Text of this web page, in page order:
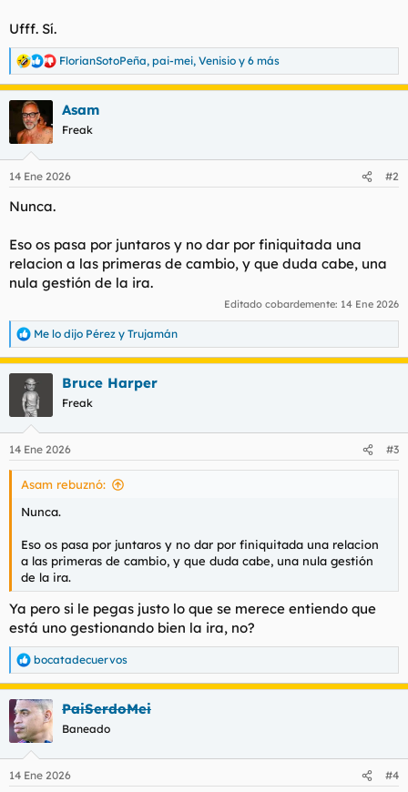
Ufff. Sí.
R
e
a
i
e
:
FlorianSotoPeña, pai-mei, Venisio y 6 más
Asam
Freak
14 Ene 2026 #2
Nunca.
Eso os pasa por juntaros y no dar por finiquitada una
relacion a las primeras de cambio, y que duda cabe, una
nula gestión de la ira.
Editado cobardemente: 14 Ene 2026
R
e
a
e
s
Me lo dijo Pérez y Trujamán
Bruce Harper
Freak
14 Ene 2026 #3
Asam rebuznó:
Nunca.
Eso os pasa por juntaros y no dar por finiquitada una relacion
a las primeras de cambio, y que duda cabe, una nula gestión
de la ira.
Ya pero si le pegas justo lo que se merece entiendo que
está uno gestionando bien la ira, no?
R
e
a
c
c
i
e
bocatadecuervos
PaiSerdoMei
Baneado
14 Ene 2026 #4